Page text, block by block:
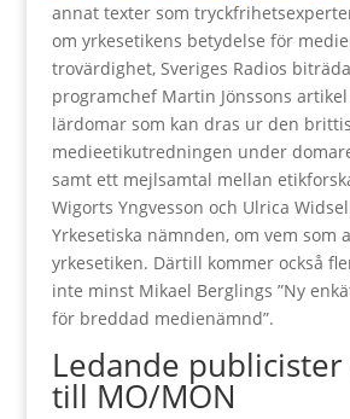
annat texter som
om yrkesetikens betydelse för
trovärdighet, Sveriges Radios
programchef Martin Jönssons
lärdomar som kan dras ur den
medieetikutredningen under
samt ett mejlsamtal mellan
Wigorts Yngvesson och Ulrica
Yrkesetiska nämnden, om vem som
yrkesetiken. Därtill kommer också
inte minst Mikael Berglings ”Ny
för breddad medienämnd”.
Ledande
till MO/MON